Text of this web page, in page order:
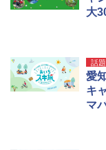
大
話題
愛
キ
マ